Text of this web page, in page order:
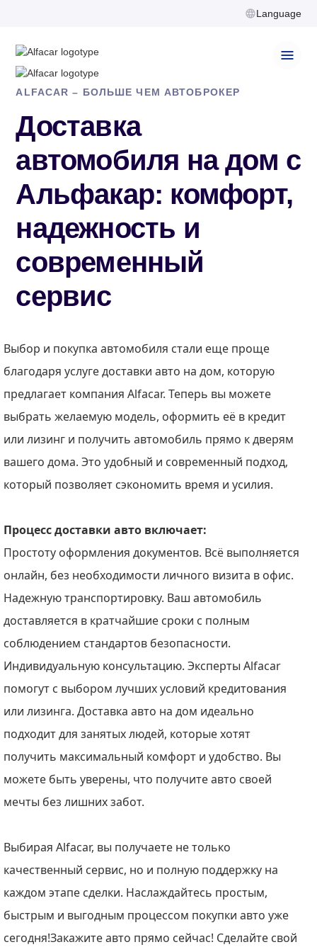
Language
ALFACAR – БОЛЬШЕ ЧЕМ АВТОБРОКЕР
Доставка
автомобиля на дом с
Альфакар: комфорт,
надежность и
современный
сервис
Выбор и покупка автомобиля стали еще проще
благодаря услуге доставки авто на дом, которую
предлагает компания Alfacar. Теперь вы можете
выбрать желаемую модель, оформить её в кредит
или лизинг и получить автомобиль прямо к дверям
вашего дома. Это удобный и современный подход,
который позволяет сэкономить время и усилия.
Процесс доставки авто включает:
Простоту оформления документов. Всё выполняется
онлайн, без необходимости личного визита в офис.
Надежную транспортировку. Ваш автомобиль
доставляется в кратчайшие сроки с полным
соблюдением стандартов безопасности.
Индивидуальную консультацию. Эксперты Alfacar
помогут с выбором лучших условий кредитования
или лизинга. Доставка авто на дом идеально
подходит для занятых людей, которые хотят
получить максимальный комфорт и удобство. Вы
можете быть уверены, что получите авто своей
мечты без лишних забот.
Выбирая Alfacar, вы получаете не только
качественный сервис, но и полную поддержку на
каждом этапе сделки. Наслаждайтесь простым,
быстрым и выгодным процессом покупки авто уже
сегодня!Закажите авто прямо сейчас! Сделайте свой